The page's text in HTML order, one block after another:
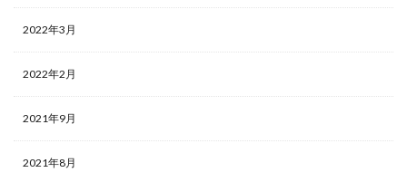
2022年3月
2022年2月
2021年9月
2021年8月